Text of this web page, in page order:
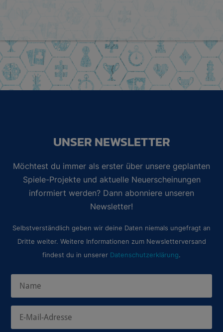
UNSER NEWSLETTER
Möchtest du immer als erster über unsere geplanten
Spiele-Projekte und aktuelle Neuerscheinungen
informiert werden? Dann abonniere unseren
Newsletter!
Selbstverständlich geben wir deine Daten niemals ungefragt an
Dritte weiter. Weitere Informationen zum Newsletterversand
findest du in unserer Datenschutzerklärung.